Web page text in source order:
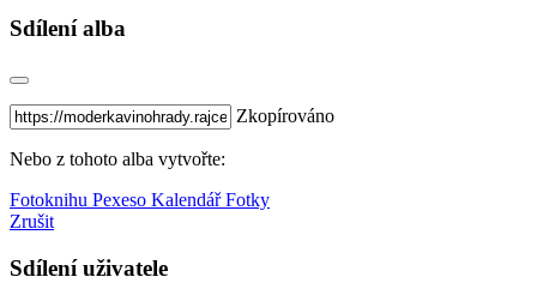
Sdílení alba
Zkopírováno
Nebo z tohoto alba vytvořte:
Fotoknihu Pexeso KalendářFotky
Zrušit
Sdílení uživatele